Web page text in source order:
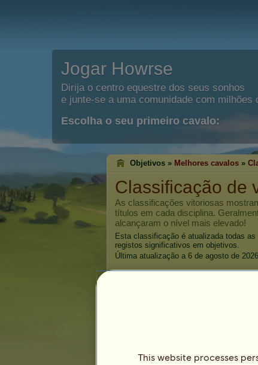
Jogar Howrse
Dirija o centro equestre dos seus sonhos
e junte-se a uma comunidade com milhões
Escolha o seu primeiro cavalo:
Objetivos » Melhores cavalos »
Classificação de
As classificações vitoriosas
títulos em cada disciplina.
alcançaram o nível mais elevado!
Esta classificação é atualizada todas
registos significativos em objetivos.
Última atualização a 6 de agosto de
Não há nada a apresentar nesta
Vitórias em espetáculo de
This website processes